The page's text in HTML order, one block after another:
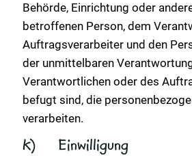
Behörde, Einrichtung oder
betroffenen Person, dem
Auftragsverarbeiter und den
der unmittelbaren
Verantwortlichen oder des
befugt sind, die
verarbeiten.
k) Einwilligung